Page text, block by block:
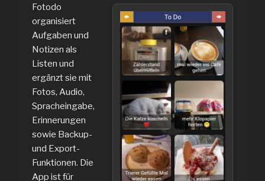
Fotodo
organisiert
Aufgaben und
Notizen als
Listen und
ergänzt sie mit
Fotos, Audio,
Spracheingabe,
Erinnerungen
sowie Backup-
und Export-
Funktionen. Die
App ist für